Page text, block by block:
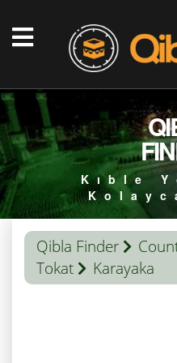
Kıble
Qibla Finder
Tokat
Karayaka